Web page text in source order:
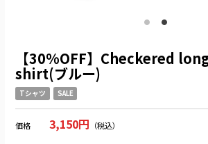
【30%OFF】Checkered
shirt(ブルー)
Tシャツ SALE
価格 3,150円 （税込）